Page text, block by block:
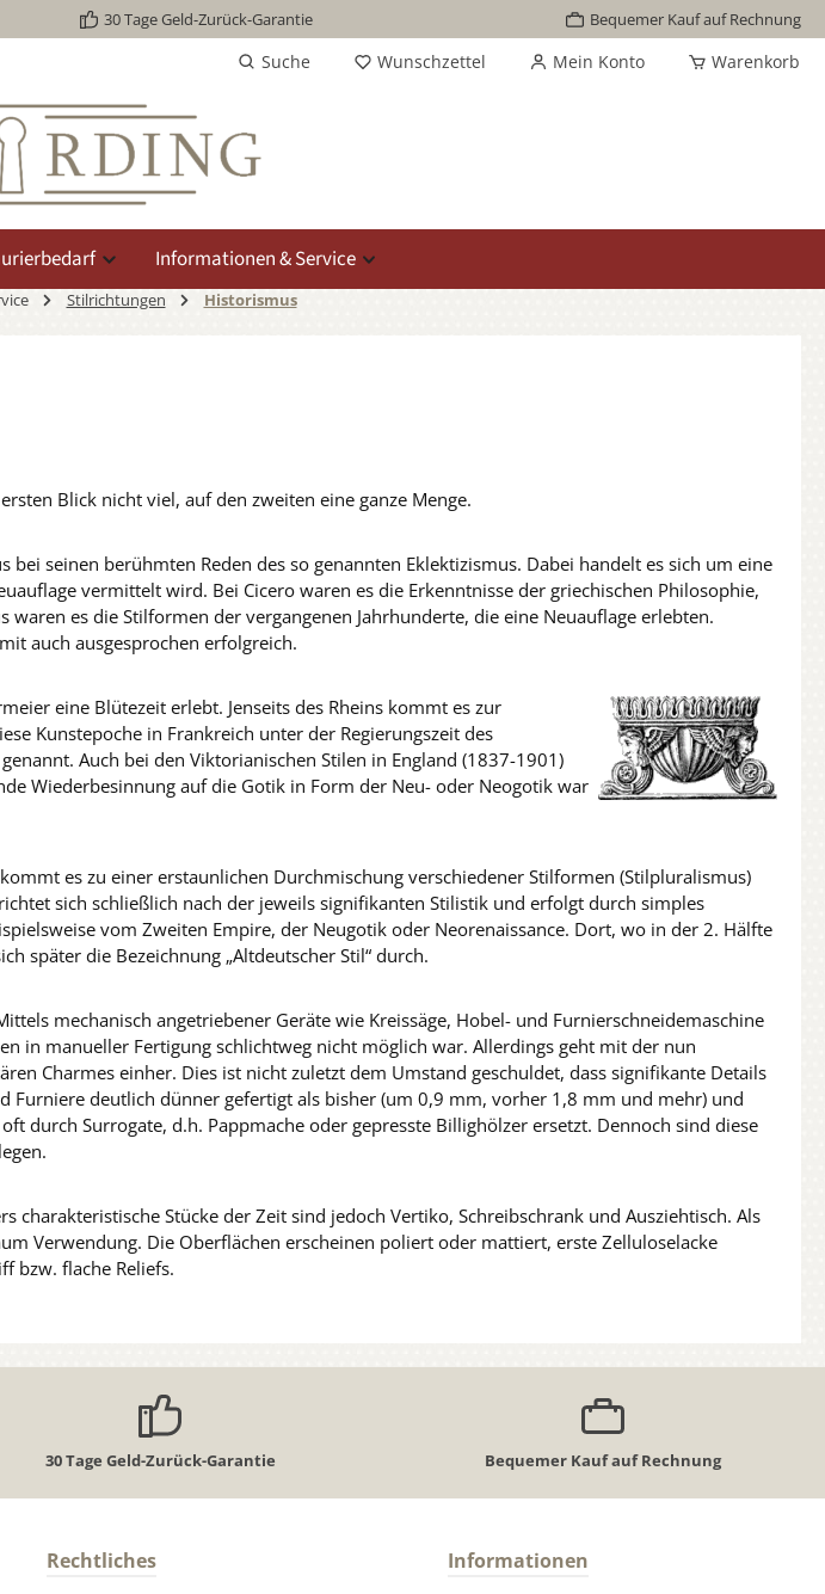
30 Tage Geld-Zurück-Garantie Bequemer Kauf auf Rechnung
Suche Wunschzettel Mein Konto Warenkorb
Informationen & Service
Stilrichtungen Historismus
Blick nicht viel, auf den zweiten eine ganze Menge.
seinen berühmten Reden des so genannten Eklektizismus. Dabei handelt es sich um eine
vermittelt wird. Bei Cicero waren es die Erkenntnisse der griechischen Philosophie,
es die Stilformen der vergangenen Jahrhunderte, die eine Neuauflage erlebten.
auch ausgesprochen erfolgreich.
eine Blütezeit erlebt. Jenseits des Rheins kommt es zur
Kunstepoche in Frankreich unter der Regierungszeit des
Auch bei den Viktorianischen Stilen in England (1837-1901)
Wiederbesinnung auf die Gotik in Form der Neu- oder Neogotik war
es zu einer erstaunlichen Durchmischung verschiedener Stilformen (Stilpluralismus)
sich schließlich nach der jeweils signifikanten Stilistik und erfolgt durch simples
vom Zweiten Empire, der Neugotik oder Neorenaissance. Dort, wo in der 2. Hälfte
später die Bezeichnung „Altdeutscher Stil“ durch.
mechanisch angetriebener Geräte wie Kreissäge, Hobel- und Furnierschneidemaschine
in manueller Fertigung schlichtweg nicht möglich war. Allerdings geht mit der nun
Charmes einher. Dies ist nicht zuletzt dem Umstand geschuldet, dass signifikante Details
deutlich dünner gefertigt als bisher (um 0,9 mm, vorher 1,8 mm und mehr) und
durch Surrogate, d.h. Pappmache oder gepresste Billighölzer ersetzt. Dennoch sind diese
Stücke der Zeit sind jedoch Vertiko, Schreibschrank und Ausziehtisch. Als
Verwendung. Die Oberflächen erscheinen poliert oder mattiert, erste Zelluloselacke
bzw. flache Reliefs.
30 Tage Geld-Zurück-Garantie Bequemer Kauf auf Rechnung
Rechtliches Informationen